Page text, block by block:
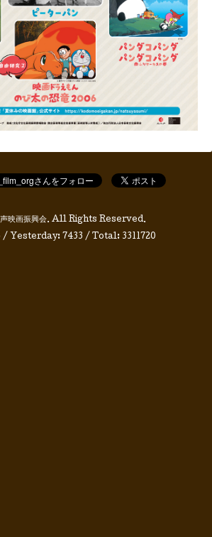
映画振興会. All Rights Reserved.
/ Yesterday: 7433 / Total: 3311720